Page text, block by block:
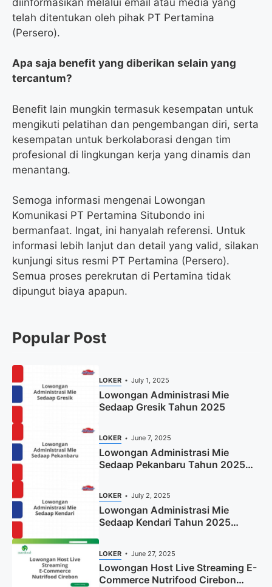
telah ditentukan oleh pihak PT Pertamina
(Persero).
Apa saja benefit yang diberikan selain yang
tercantum?
Benefit lain mungkin termasuk kesempatan untuk
mengikuti pelatihan dan pengembangan diri, serta
kesempatan untuk berkolaborasi dengan tim
profesional di lingkungan kerja yang dinamis dan
menantang.
Semoga informasi mengenai Lowongan
Komunikasi PT Pertamina Situbondo ini
bermanfaat. Ingat, ini hanyalah referensi. Untuk
informasi lebih lanjut dan detail yang valid, silakan
kunjungi situs resmi PT Pertamina (Persero).
Semua proses perekrutan di Pertamina tidak
dipungut biaya apapun.
Popular Post
LOKER July 1, 2025
Lowongan Administrasi Mie
Sedaap Gresik Tahun 2025
LOKER June 7, 2025
Lowongan Administrasi Mie
Sedaap Pekanbaru Tahun 2025
LOKER July 2, 2025
Lowongan Administrasi Mie
Sedaap Kendari Tahun 2025
LOKER June 27, 2025
Lowongan Host Live Streaming E-
Commerce Nutrifood Cirebon